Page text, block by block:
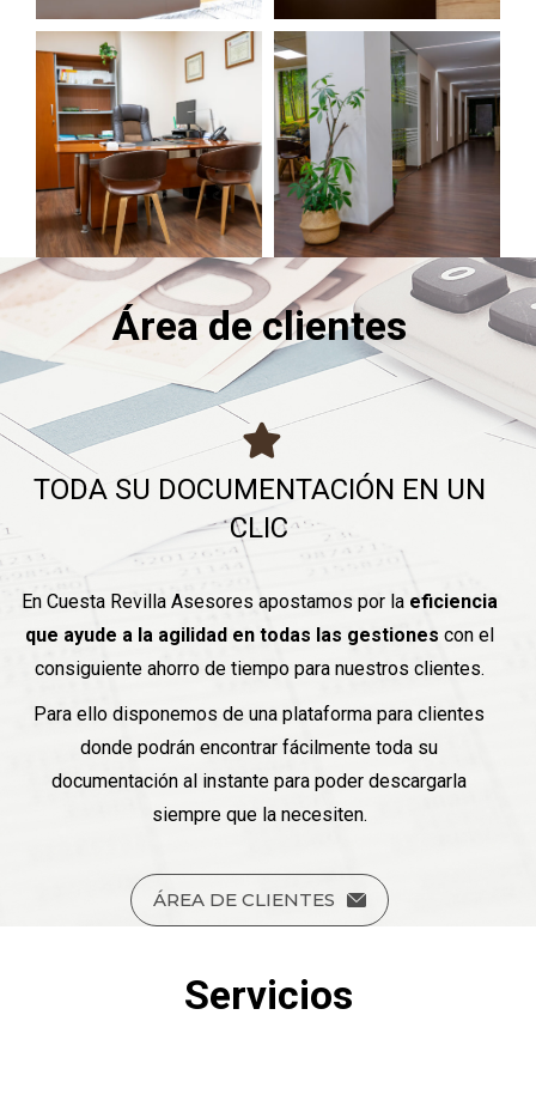
Área de clientes
TODA SU DOCUMENTACIÓN EN UN
CLIC
En Cuesta Revilla Asesores apostamos por la eficiencia
que ayude a la agilidad en todas las gestiones con el
consiguiente ahorro de tiempo para nuestros clientes.
Para ello disponemos de una plataforma para clientes
donde podrán encontrar fácilmente toda su
documentación al instante para poder descargarla
siempre que la necesiten.
ÁREA DE CLIENTES
Servicios